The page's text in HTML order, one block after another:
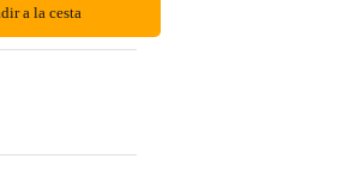
a la cesta